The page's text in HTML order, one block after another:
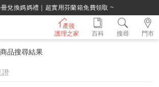
兌換媽媽禮｜超實用芬蘭箱免費領取 ~
產後
護理之家
門市
百科 搜尋
商品搜尋結果
證